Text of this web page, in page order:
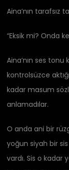
Aina’nın tarafsız
“Eksik mi? Onda
Aina’nın ses tonu
kontrolsüzce
kadar masum
anlamadılar.
O anda ani bir
yoğun siyah bir
vardı. Sis o kadar